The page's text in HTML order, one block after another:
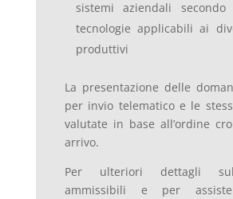
sistemi aziendali
tecnologie applicabili ai
produttivi
La presentazione delle
per invio telematico e le
valutate in base all’ordine
arrivo.
Per ulteriori dettagli
ammissibili e per